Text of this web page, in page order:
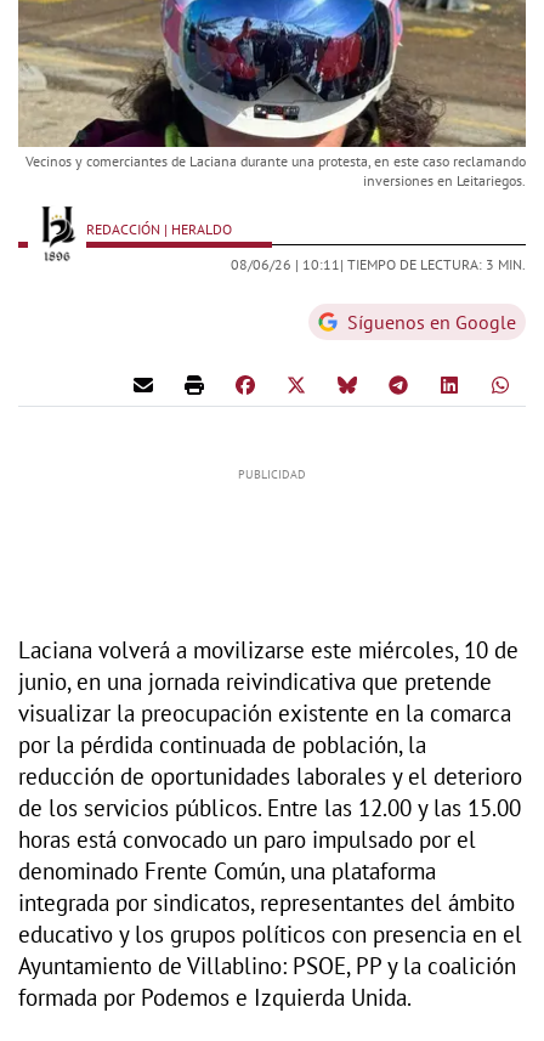
Vecinos y comerciantes de Laciana durante una protesta, en este caso reclamando
inversiones en Leitariegos.
REDACCIÓN | HERALDO
08/06/26 | 10:11 | TIEMPO DE LECTURA: 3 MIN.
Síguenos en Google
Laciana volverá a movilizarse este miércoles, 10 de
junio, en una jornada reivindicativa que pretende
visualizar la preocupación existente en la comarca
por la pérdida continuada de población, la
reducción de oportunidades laborales y el deterioro
de los servicios públicos. Entre las 12.00 y las 15.00
horas está convocado un paro impulsado por el
denominado Frente Común, una plataforma
integrada por sindicatos, representantes del ámbito
educativo y los grupos políticos con presencia en el
Ayuntamiento de Villablino: PSOE, PP y la coalición
formada por Podemos e Izquierda Unida.